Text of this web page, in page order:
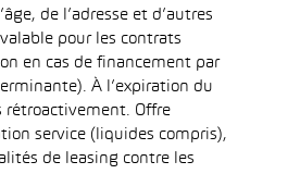
de l’adresse et d’autres
pour les contrats
en cas de financement par
À l’expiration du
rétroactivement. Offre
service (liquides compris),
de leasing contre les